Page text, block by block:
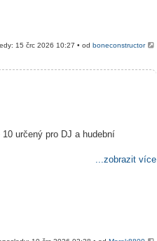
15 črc 2026 10:27 • odboneconstructor
určený pro DJ a hudební
...zobrazit více